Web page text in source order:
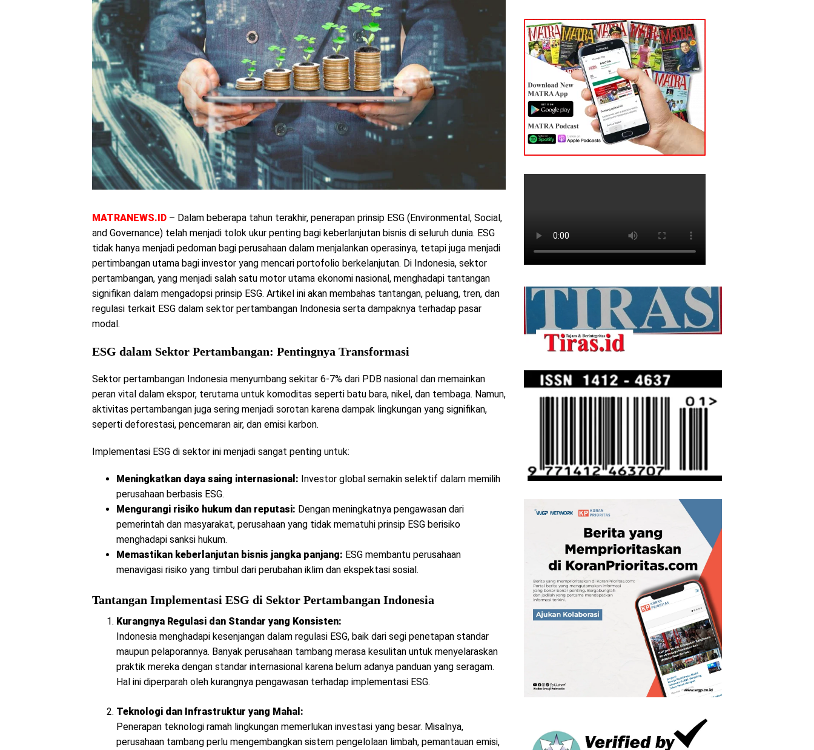
MATRANEWS.ID – Dalam beberapa tahun terakhir, penerapan prinsip ESG (Environmental, Social,
and Governance) telah menjadi tolok ukur penting bagi keberlanjutan bisnis di seluruh dunia. ESG
tidak hanya menjadi pedoman bagi perusahaan dalam menjalankan operasinya, tetapi juga menjadi
pertimbangan utama bagi investor yang mencari portofolio berkelanjutan. Di Indonesia, sektor
pertambangan, yang menjadi salah satu motor utama ekonomi nasional, menghadapi tantangan
signifikan dalam mengadopsi prinsip ESG. Artikel ini akan membahas tantangan, peluang, tren, dan
regulasi terkait ESG dalam sektor pertambangan Indonesia serta dampaknya terhadap pasar
modal.
ESG dalam Sektor Pertambangan: Pentingnya Transformasi
Sektor pertambangan Indonesia menyumbang sekitar 6-7% dari PDB nasional dan memainkan
peran vital dalam ekspor, terutama untuk komoditas seperti batu bara, nikel, dan tembaga. Namun,
aktivitas pertambangan juga sering menjadi sorotan karena dampak lingkungan yang signifikan,
seperti deforestasi, pencemaran air, dan emisi karbon.
Implementasi ESG di sektor ini menjadi sangat penting untuk:
Meningkatkan daya saing internasional: Investor global semakin selektif dalam memilih
perusahaan berbasis ESG.
Mengurangi risiko hukum dan reputasi: Dengan meningkatnya pengawasan dari
pemerintah dan masyarakat, perusahaan yang tidak mematuhi prinsip ESG berisiko
menghadapi sanksi hukum.
Memastikan keberlanjutan bisnis jangka panjang: ESG membantu perusahaan
menavigasi risiko yang timbul dari perubahan iklim dan ekspektasi sosial.
Tantangan Implementasi ESG di Sektor Pertambangan Indonesia
Kurangnya Regulasi dan Standar yang Konsisten:
Indonesia menghadapi kesenjangan dalam regulasi ESG, baik dari segi penetapan standar
maupun pelaporannya. Banyak perusahaan tambang merasa kesulitan untuk menyelaraskan
praktik mereka dengan standar internasional karena belum adanya panduan yang seragam.
Hal ini diperparah oleh kurangnya pengawasan terhadap implementasi ESG.
Teknologi dan Infrastruktur yang Mahal:
Penerapan teknologi ramah lingkungan memerlukan investasi yang besar. Misalnya,
perusahaan tambang perlu mengembangkan sistem pengelolaan limbah, pemantauan emisi,